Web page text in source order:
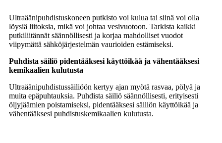
Ultraäänipuhdistuskoneen putkisto voi kulua tai siinä voi olla
löysiä liitoksia, mikä voi johtaa vesivuotoon. Tarkista kaikki
putkiliitännät säännöllisesti ja korjaa mahdolliset vuodot
viipymättä sähköjärjestelmän vaurioiden estämiseksi.
Puhdista säiliö pidentääksesi käyttöikää ja vähentääksesi
kemikaalien kulutusta
Ultraäänipuhdistussäiliöön kertyy ajan myötä rasvaa, pölyä ja
muita epäpuhtauksia. Puhdista säiliö säännöllisesti, erityisesti
öljyjäämien poistamiseksi, pidentääksesi säiliön käyttöikää ja
vähentääksesi puhdistuskemikaalien kulutusta.